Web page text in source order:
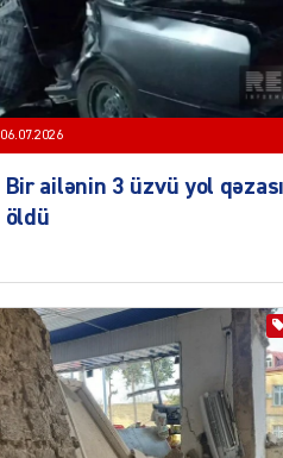
06.07.2026
Bir ailənin 3 üzvü yol
öldü